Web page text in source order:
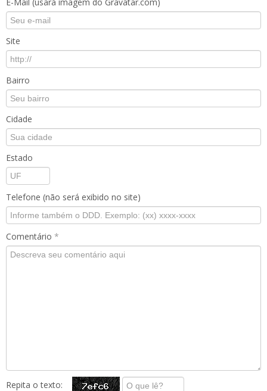
Site
Bairro
Cidade
Estado
Telefone (não será exibido no site)
Comentário *
Repita o texto: